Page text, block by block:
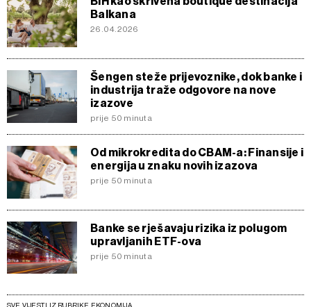
Balkana
26.04.2026
Šengen steže prijevoznike, dok banke i
industrija traže odgovore na nove
izazove
prije 50 minuta
Od mikrokredita do CBAM-a: Finansije i
energija u znaku novih izazova
prije 50 minuta
Banke se rješavaju rizika iz polugom
upravljanih ETF-ova
prije 50 minuta
SVE VIJESTI IZ RUBRIKE EKONOMIJA